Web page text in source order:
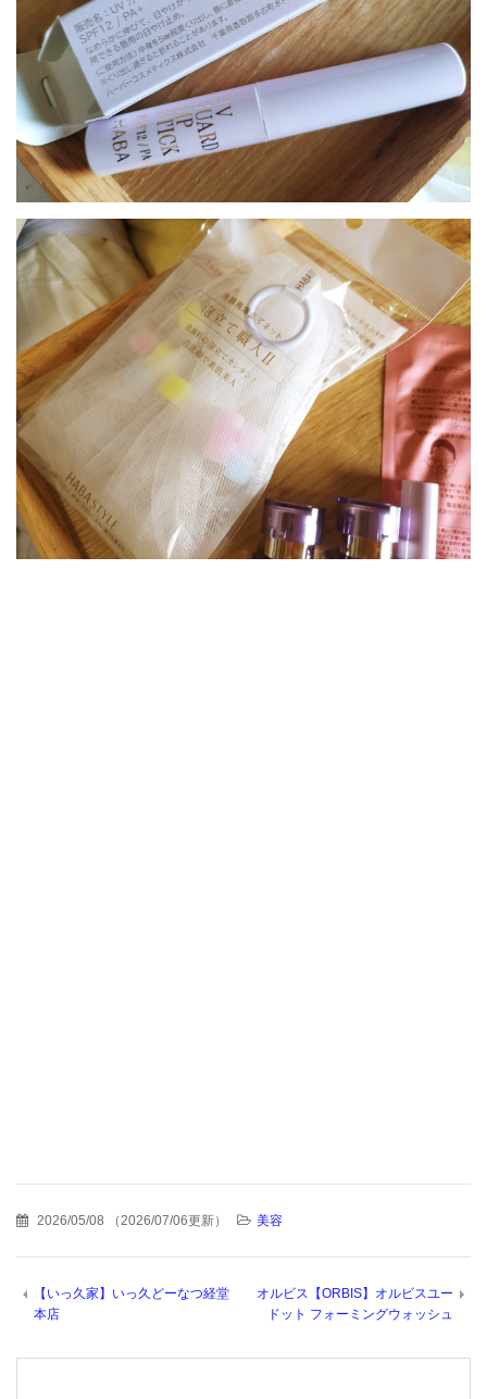
2026/05/08 （2026/07/06更新） 美容
【いっ久家】いっ久どーなつ経堂
本店
オルビス【ORBIS】オルビスユー
ドット フォーミングウォッシュ